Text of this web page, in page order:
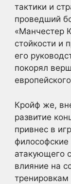
тактики и
проведший
«Манчестер
стойкости и
его
покорял
Кройф же,
развитие
привнес в
атакующего
влияние на